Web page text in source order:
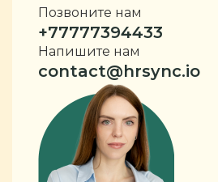
Позвоните нам
+77777394433
Напишите нам
contact@hrsync.io